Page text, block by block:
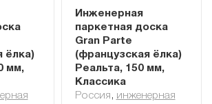
ёлка)
мм,
Инженерная
паркетная доска
Gran Parte
(французская ёлка)
Реальта, 150 мм,
Классика
Россия , инженерная